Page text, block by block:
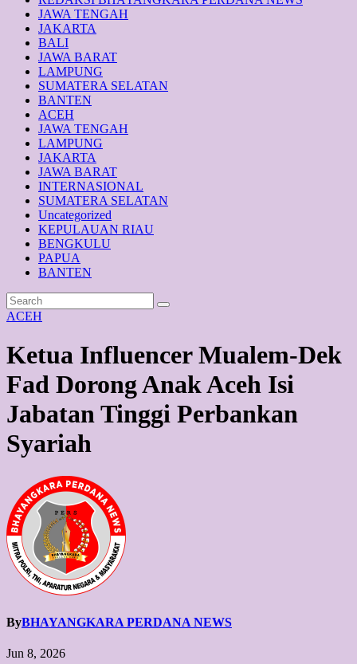
JAWA TENGAH
JAKARTA
BALI
JAWA BARAT
LAMPUNG
SUMATERA SELATAN
BANTEN
ACEH
JAWA TENGAH
LAMPUNG
JAKARTA
JAWA BARAT
INTERNASIONAL
SUMATERA SELATAN
Uncategorized
KEPULAUAN RIAU
BENGKULU
PAPUA
BANTEN
ACEH
Ketua Influencer Mualem-Dek
Fad Dorong Anak Aceh Isi
Jabatan Tinggi Perbankan
Syariah
ByBHAYANGKARA PERDANA NEWS
Jun 8, 2026